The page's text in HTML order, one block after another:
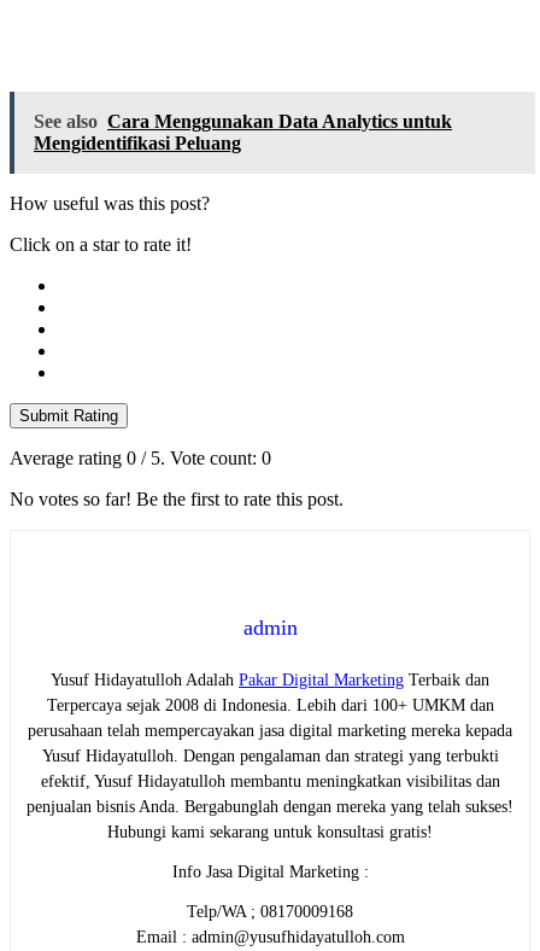
See also Cara Menggunakan Data Analytics untuk
Mengidentifikasi Peluang
How useful was this post?
Click on a star to rate it!
Submit Rating
Average rating 0 / 5. Vote count: 0
No votes so far! Be the first to rate this post.
admin
Yusuf Hidayatulloh Adalah Pakar Digital Marketing Terbaik dan
Terpercaya sejak 2008 di Indonesia. Lebih dari 100+ UMKM dan
perusahaan telah mempercayakan jasa digital marketing mereka kepada
Yusuf Hidayatulloh. Dengan pengalaman dan strategi yang terbukti
efektif, Yusuf Hidayatulloh membantu meningkatkan visibilitas dan
penjualan bisnis Anda. Bergabunglah dengan mereka yang telah sukses!
Hubungi kami sekarang untuk konsultasi gratis!
Info Jasa Digital Marketing :
Telp/WA ; 08170009168
Email : admin@yusufhidayatulloh.com